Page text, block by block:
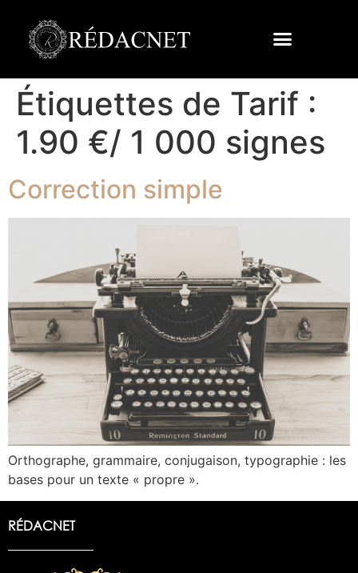
Étiquettes de Tarif :
1.90 €/ 1 000 signes
Correction simple
Orthographe, grammaire, conjugaison, typographie : les
bases pour un texte « propre ».
RÉDACNET